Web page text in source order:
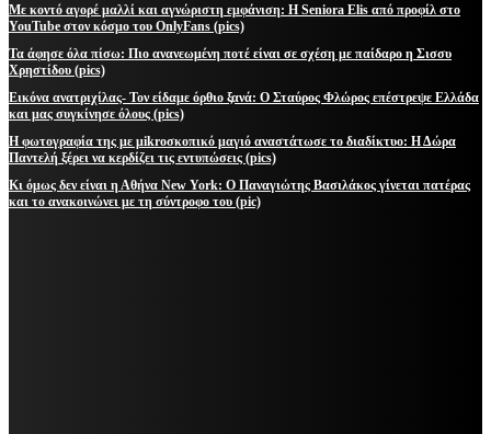
Με κοντό αγορέ μαλλί και αγνώριστη εμφάνιση: Η Seniora Elis από προφίλ στο
YouTube στον κόσμο του OnlyFans (pics)
Τα άφησε όλα πίσω: Πιο ανανεωμένη ποτέ είναι σε σχέση με παίδαρο η Σισσυ
Χρηστίδου (pics)
Εικόνα ανατριχίλας- Τον είδαμε όρθιο ξανά: Ο Σταύρος Φλώρος επέστρεψε Ελλάδα
και μας συγκίνησε όλους (pics)
Η φωτογραφία της με μikroσκοπικό μαγιό αναστάτωσε το διαδίκτυο: Η Δώρα
Παντελή ξέρει να κερδίζει τις εντυπώσεις (pics)
Κι όμως δεν είναι η Αθήνα New York: Ο Παναγιώτης Βασιλάκος γίνεται πατέρας
και το ανακοινώνει με τη σύντροφο του (pic)